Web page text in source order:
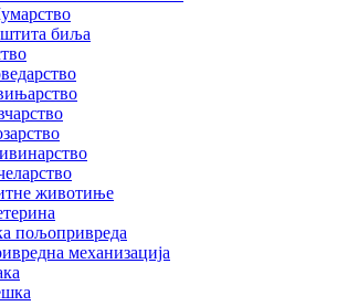
биља
животиње
пољопривреда
механизација